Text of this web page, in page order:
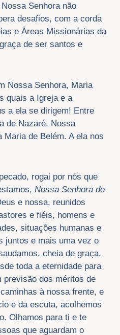
Senhora não
desafios, com a corda
e Áreas Missionárias da
de ser santos e
Nossa Senhora, Maria
quais a Igreja e a
a ela se dirigem! Entre
de Nazaré, Nossa
Maria de Belém. A ela nos
rogai por nós que
Nossa Senhora de
e nossa, reunidos
e fiéis, homens e
situações humanas e
juntos e mais uma vez o
cheia de graça,
toda a eternidade para
previsão dos méritos de
à nossa frente, e
e da escuta, acolhemos
Olhamos para ti e te
que aguardam o